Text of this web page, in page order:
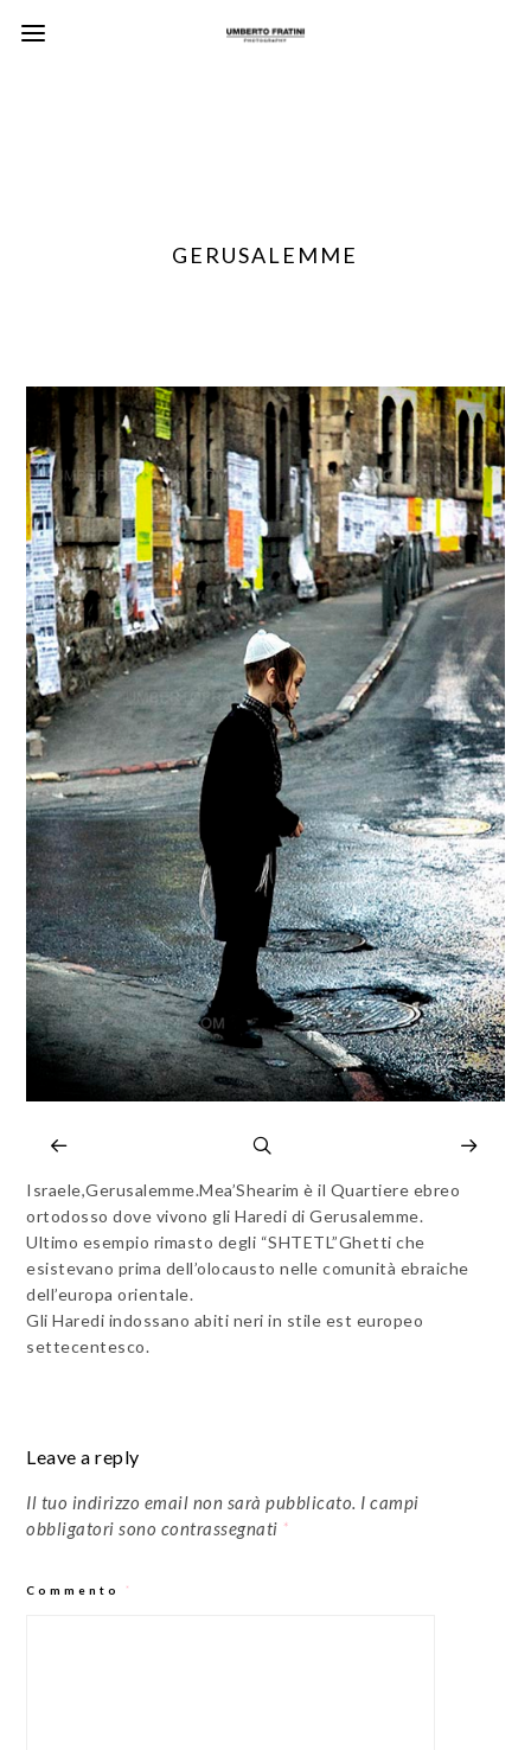
GERUSALEMME
Israele,Gerusalemme.Mea’Shearim è il Quartiere ebreo
ortodosso dove vivono gli Haredi di Gerusalemme.
Ultimo esempio rimasto degli “SHTETL”Ghetti che
esistevano prima dell’olocausto nelle comunità ebraiche
dell’europa orientale.
Gli Haredi indossano abiti neri in stile est europeo
settecentesco.
Leave a reply
Il tuo indirizzo email non sarà pubblicato. I campi
obbligatori sono contrassegnati *
Commento *